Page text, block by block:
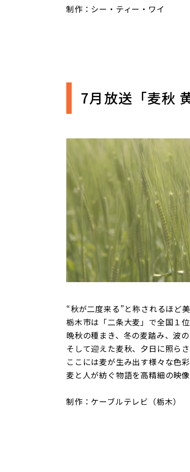
制作：シー・ティー・ワイ
7月放送「麦秋
“秋が二度来る”と称されるほど美
栃木市は「二条大麦」で全国１
晩秋の種まき、冬の麦踏み、波
そして迎えた麦秋、夕日に照ら
ここには麦が生み出す様々な色彩
麦と人が紡ぐ物語を高精細の映像
制作：ケーブルテレビ（栃木）